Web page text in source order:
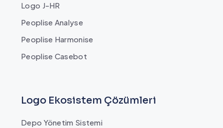
Logo J-HR
Peoplise Analyse
Peoplise Harmonise
Peoplise Casebot
Logo Ekosistem Çözümleri
Depo Yönetim Sistemi